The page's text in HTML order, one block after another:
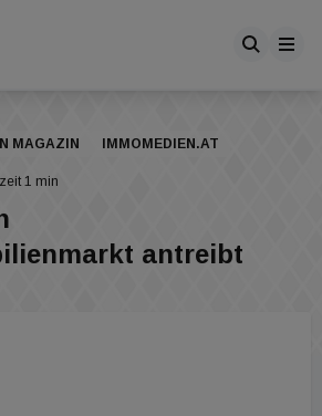
MAGAZIN IMMOMEDIEN.AT
1 min
antreibt